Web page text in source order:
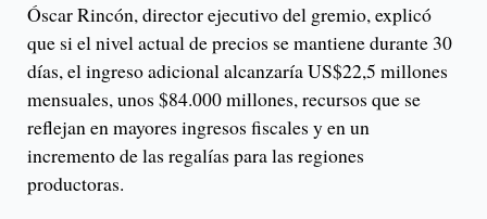
Óscar Rincón, director ejecutivo del gremio, explicó
que si el nivel actual de precios se mantiene durante 30
días, el ingreso adicional alcanzaría US$22,5 millones
mensuales, unos $84.000 millones, recursos que se
reflejan en mayores ingresos fiscales y en un
incremento de las regalías para las regiones
productoras.